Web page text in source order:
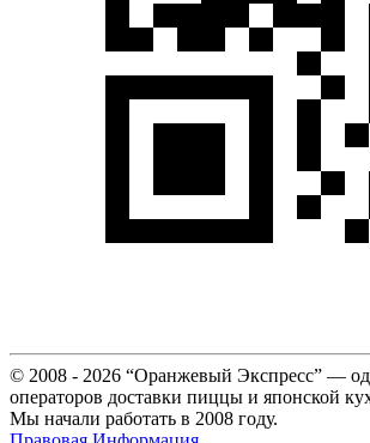
© 2008 - 2026 “Оранжевый Экспресс” —
операторов доставки пиццы и японской
Мы начали работать в 2008 году.